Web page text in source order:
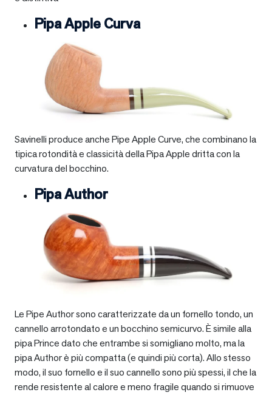
Pipa Apple Curva
Savinelli produce anche Pipe Apple Curve, che combinano la
tipica rotondità e classicità della Pipa Apple dritta con la
curvatura del bocchino.
Pipa Author
Le Pipe Author sono caratterizzate da un fornello tondo, un
cannello arrotondato e un bocchino semicurvo. È simile alla
pipa Prince dato che entrambe si somigliano molto, ma la
pipa Author è più compatta (e quindi più corta). Allo stesso
modo, il suo fornello e il suo cannello sono più spessi, il che la
rende resistente al calore e meno fragile quando si rimuove